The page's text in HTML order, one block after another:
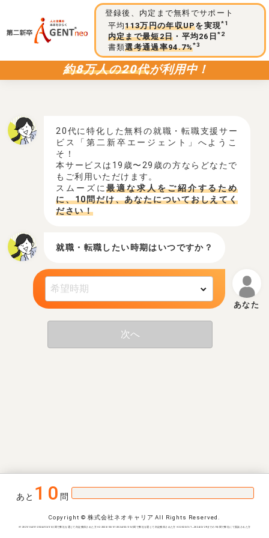
登録後、内定まで無料でサポート
平均113万円の年収UPを実現*1
内定まで最短2日 ・平均26日*2
書類選考通過率94.7%*3
約8万人の20代が利用中！
20代に特化した無料の就職・転職支援サー
ビス「第二新卒エージェント」へようこ
そ！
本サービスは19歳〜29歳の方ならどなたで
もご利用いただけます。
スムーズに最適な求人をご紹介するため
に、10問だけ、あなたについておしえてく
ださい！
就職・転職したい時期はいつですか？
次へ
あと 10 問
Copyright © 株式会社ネオキャリア All Rights Reserved.
※1 2021/04/01-2024/03/31の間で弊社を通じて内定獲得された方 ※2 2023/03/01-2024/02/31の間で弊社を通じて内定獲得された方 ※3 2023/3/1~2024/2/29までの1年間で弊社にて面談された方